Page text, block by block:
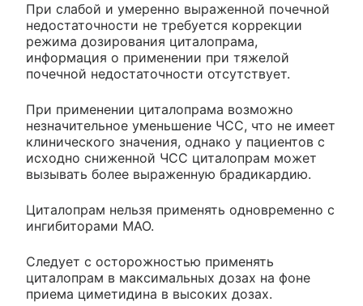
При слабой и умеренно выраженной почечной
недостаточности не требуется коррекции
режима дозирования циталопрама,
информация о применении при тяжелой
почечной недостаточности отсутствует.
При применении циталопрама возможно
незначительное уменьшение ЧСС, что не имеет
клинического значения, однако у пациентов с
исходно сниженной ЧСС циталопрам может
вызывать более выраженную брадикардию.
Циталопрам нельзя применять одновременно с
ингибиторами МАО.
Следует с осторожностью применять
циталопрам в максимальных дозах на фоне
приема циметидина в высоких дозах.